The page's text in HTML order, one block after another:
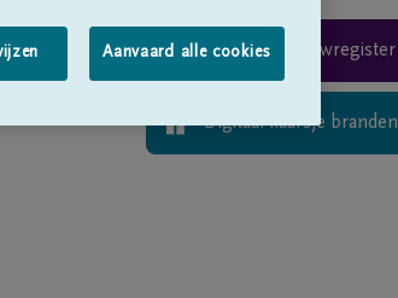
Rouwregister
Digitaal kaarsje branden
Aanvaard alle cookies